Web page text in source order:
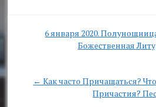
молебен на
гражданское…
после чтения Евангелия
архимандрит Глеб
многочисленной пастве.
За богослужением были
6 января 2020.
Божественная
← Как часто Причащаться?
Причастия?